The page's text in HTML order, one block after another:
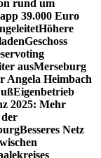
rund um
39.000 Euro
Höhere
Geschoss
ausMerseburg
Angela Heimbach
Eigenbetrieb
2025: Mehr
Besseres Netz